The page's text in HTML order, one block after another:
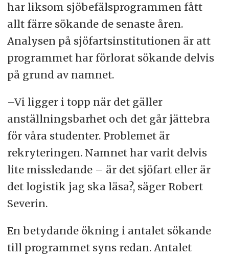
har liksom sjöbefälsprogrammen fått
allt färre sökande de senaste åren.
Analysen på sjöfartsinstitutionen är att
programmet har förlorat sökande delvis
på grund av namnet.
–Vi ligger i topp när det gäller
anställningsbarhet och det går jättebra
för våra studenter. Problemet är
rekryteringen. Namnet har varit delvis
lite missledande – är det sjöfart eller är
det logistik jag ska läsa?, säger Robert
Severin.
En betydande ökning i antalet sökande
till programmet syns redan. Antalet